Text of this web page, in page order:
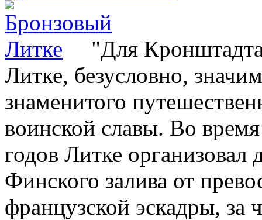
"Для
Литке, безусловно,
знаменитого
воинской славы. Во
годов Литке
Финского залива от
французской эскадры, за